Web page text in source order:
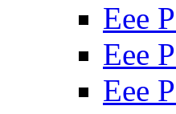
Eee
Eee
Eee